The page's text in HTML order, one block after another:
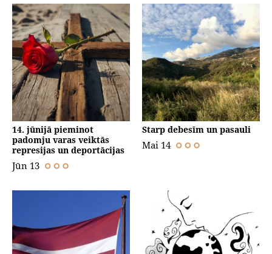
14. jūnijā pieminot
padomju varas veiktās
represijas un deportācijas
Jūn 13
Starp debesīm un pasauli
Mai 14